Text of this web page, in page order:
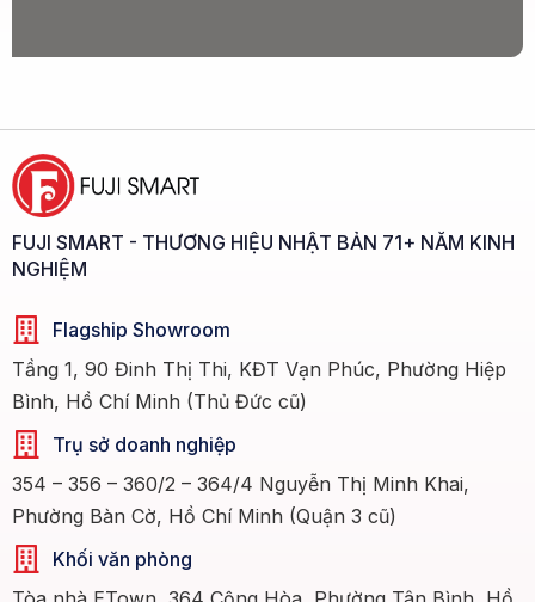
FUJI SMART - THƯƠNG HIỆU NHẬT BẢN 71+ NĂM KINH
NGHIỆM
Flagship Showroom
Tầng 1, 90 Đinh Thị Thi, KĐT Vạn Phúc, Phường Hiệp
Bình, Hồ Chí Minh (Thủ Đức cũ)
Trụ sở doanh nghiệp
354 – 356 – 360/2 – 364/4 Nguyễn Thị Minh Khai,
Phường Bàn Cờ, Hồ Chí Minh (Quận 3 cũ)
Khối văn phòng